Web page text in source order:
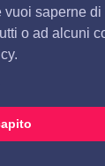
vuoi saperne di
o ad alcuni
E COOKIES
24 ORE